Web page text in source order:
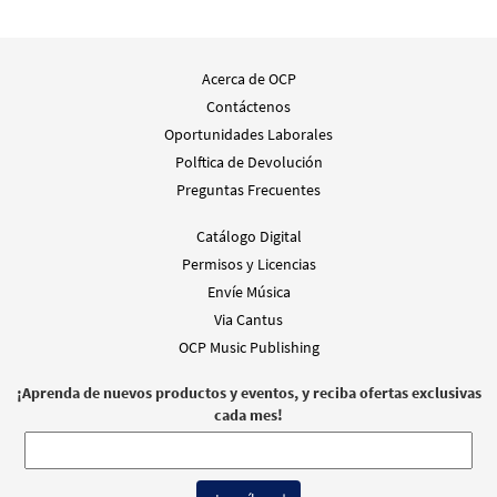
DIGITAL
Agregar al carrito
Aleluya/Alleluia [Coral – Descargue]
DIGITAL
Acerca de OCP
Contáctenos
Oportunidades Laborales
Polftica de Devolución
Preguntas Frecuentes
Catálogo Digital
Permisos y Licencias
Envíe Música
Via Cantus
OCP Music Publishing
¡Aprenda de nuevos productos y eventos, y reciba ofertas exclusivas
cada mes!